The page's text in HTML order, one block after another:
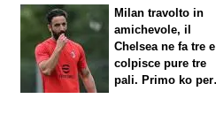
Milan travolto in
amichevole, il
Chelsea ne fa tre e
colpisce pure tre
pali. Primo ko per